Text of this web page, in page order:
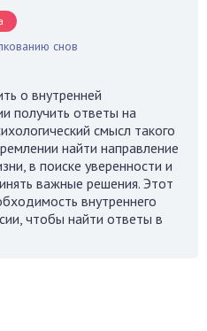
снов
о внутренней
получить ответы на
смысл такого
найти направление
в поиске уверенности и
важные решения. Этот
внутреннего
чтобы найти ответы в